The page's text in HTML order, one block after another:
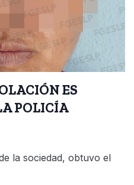
ES
POLICÍA
la sociedad, obtuvo el